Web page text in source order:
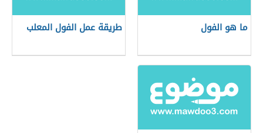
ما هو الفول طريقة عمل الفول المعلب